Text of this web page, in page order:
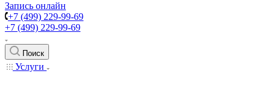
Запись онлайн
+7 (499) 229-99-69
+7 (499) 229-99-69
Поиск
Услуги